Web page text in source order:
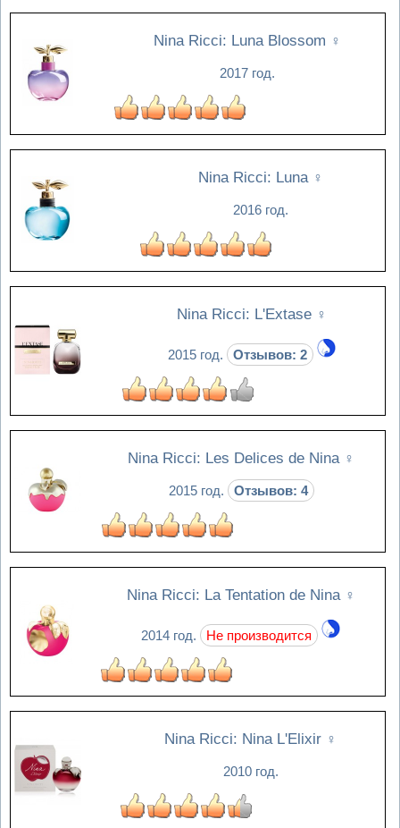
Nina Ricci: Luna Blossom ♀
2017 год.
Nina Ricci: Luna ♀
2016 год.
Nina Ricci: L'Extase ♀
2015 год. Отзывов: 2
Nina Ricci: Les Delices de Nina ♀
2015 год. Отзывов: 4
Nina Ricci: La Tentation de Nina ♀
2014 год. Не производится
Nina Ricci: Nina L'Elixir ♀
2010 год.